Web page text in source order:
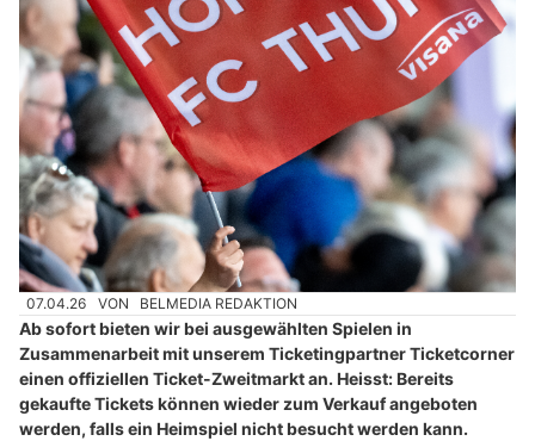
07.04.26 VON BELMEDIA REDAKTION
Ab sofort bieten wir bei ausgewählten Spielen in
Zusammenarbeit mit unserem Ticketingpartner Ticketcorner
einen offiziellen Ticket-Zweitmarkt an. Heisst: Bereits
gekaufte Tickets können wieder zum Verkauf angeboten
werden, falls ein Heimspiel nicht besucht werden kann.